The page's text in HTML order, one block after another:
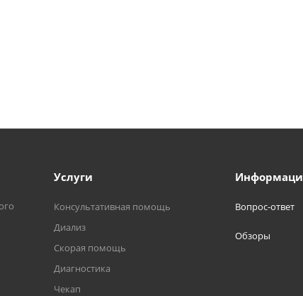
Услуги
Консультативная помощь
Диализ
Скорая помощь
Диагностика
Чекап
Вопрос-ответ
Обзоры